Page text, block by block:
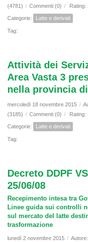
(4781) / Commenti (0) / Rating:
Categorie: Latte e derivati
Tag:
Attività dei
Area Vasta 3
nella provincia
mercoledì 18 novembre 2015 /
(3185) / Commenti (0) / Rating:
Categorie: Latte e derivati
Tag:
Decreto DDPF
25/06/08
Recepimento intesa tra
Linee guida sui controlli
sul mercato del latte
trasformazione
lunedì 2 novembre 2015 / Autore: